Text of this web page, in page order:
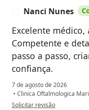
Nanci Nunes
Excelente médico,
Competente e
passo a passo,
confiança.
7 de agosto de 2026
• Clinica Oftalmologica
na opinião do utilizador
Solicitar revisão